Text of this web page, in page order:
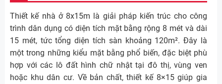
Thiết kế nhà ở 8x15m là giải pháp kiến trúc cho công
trình dân dụng có diện tích mặt bằng rộng 8 mét và dài
15 mét, tức tổng diện tích sàn khoảng 120m². Đây là
một trong những kiểu mặt bằng phổ biến, đặc biệt phù
hợp với các lô đất hình chữ nhật tại đô thị, vùng ven
hoặc khu dân cư. Về bản chất, thiết kế 8×15 giúp gia